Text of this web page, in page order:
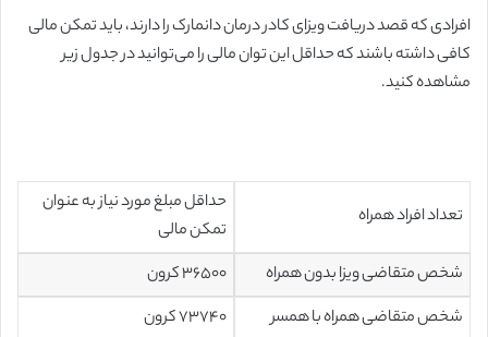
افرادی که قصد دریافت ویزای کادر درمان دانمارک را دارند، باید تمکن مالی
کافی داشته باشند که حداقل این توان مالی را می‌توانید در جدول زیر
مشاهده کنید.
تعداد افراد همراه
حداقل مبلغ مورد نیاز به عنوان
تمکن مالی
شخص متقاضی ویزا بدون همراه
۳۶۵۰۰ کرون
شخص متقاضی همراه با همسر
۷۳۷۴۰ کرون